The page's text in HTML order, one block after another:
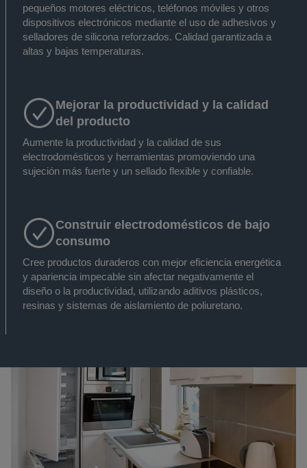
pequeños motores eléctricos, teléfonos móviles y otros
dispositivos electrónicos mediante el uso de adhesivos y
selladores de silicona reforzados. Calidad garantizada a
altas y bajas temperaturas.
Mejorar la productividad y la calidad
del producto
Aumente la productividad y la calidad de sus
electrodomésticos y herramientas promoviendo una
sujeción más fuerte y un sellado flexible y confiable.
Construir electrodomésticos de bajo
consumo
Cree productos duraderos con mejor eficiencia energética
y apariencia impecable sin afectar negativamente el
diseño o la productividad, utilizando aditivos plásticos,
resinas y sistemas de aislamiento de poliuretano.